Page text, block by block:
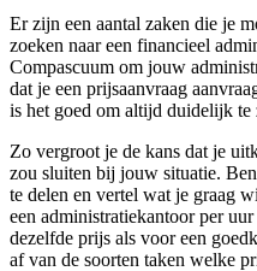
Er zijn een aantal zaken die je
zoeken naar een financieel
Compascuum om jouw
dat je een prijsaanvraag
is het goed om altijd duidelijk
Zo vergroot je de kans dat je
zou sluiten bij jouw situatie.
te delen en vertel wat je graag
een administratiekantoor per
dezelfde prijs als voor een
af van de soorten taken welke